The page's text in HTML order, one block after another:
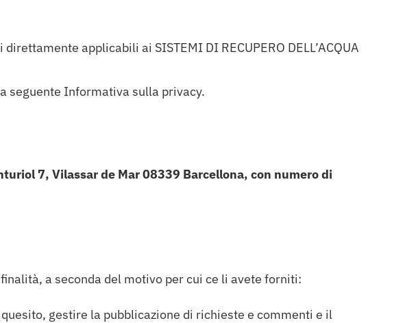
applicabili ai SISTEMI DI RECUPERO DELL’ACQUA
seguente Informativa sulla privacy.
7, Vilassar de Mar 08339 Barcellona, con numero di
finalità, a seconda del motivo per cui ce li avete forniti:
gestire la pubblicazione di richieste e commenti e il